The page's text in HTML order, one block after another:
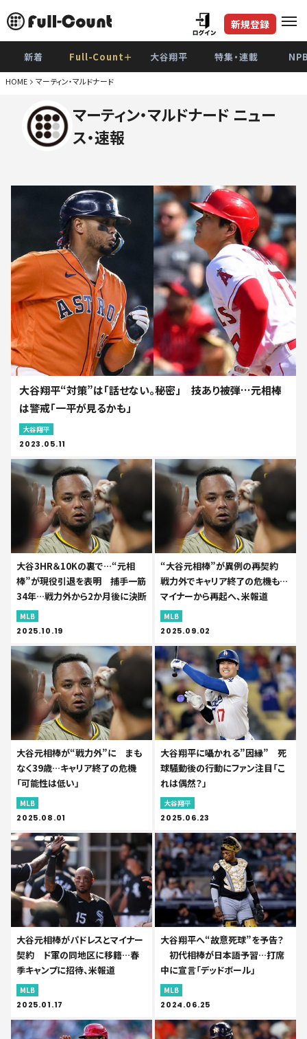
新規登録
新着 Full-Count＋ 大谷翔平 特集・連載
HOME マーティン・マルドナード
マーティン・マルドナード ニュー
ス・速報
大谷翔平“対策”は「話せない。秘密」 技あり被弾…元相棒
は警戒「一平が見るかも」
大谷翔平
2023.05.11
大谷3HR＆10Kの裏で…“元相
棒”が現役引退を表明 捕手一筋
34年…戦力外から2か月後に決断
MLB
2025.10.19
“大谷元相棒”が異例の再契約
戦力外でキャリア終了の危機も…
マイナーから再起へ、米報道
MLB
2025.09.02
大谷元相棒が“戦力外”に まも
なく39歳…キャリア終了の危機
「可能性は低い」
MLB
2025.08.01
大谷翔平に囁かれる”因縁” 死
球騒動後の行動にファン注目「こ
れは偶然？」
大谷翔平
2025.06.23
大谷元相棒がパドレスとマイナー
契約 ド軍の同地区に移籍…春
季キャンプに招待、米報道
MLB
2025.01.17
大谷翔平へ“故意死球”を予告？
初代相棒が日本語予習…打席
中に宣言「デッドボール」
MLB
2024.06.25